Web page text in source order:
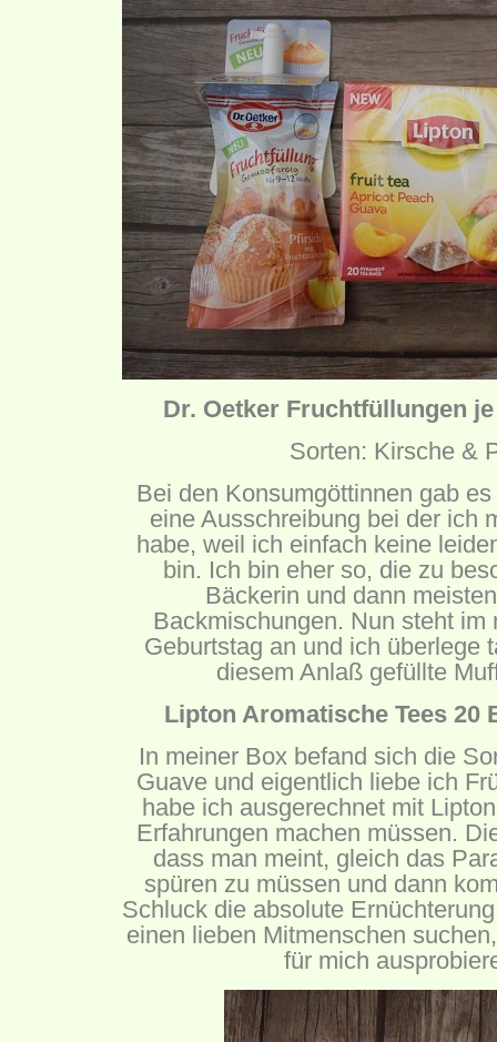
Dr. Oetker Fruchtfüllungen
Sorten: Kirsche &
Bei den Konsumgöttinnen gab
eine Ausschreibung bei der ich
habe, weil ich einfach keine
bin. Ich bin eher so, die zu
Bäckerin und dann
Backmischungen. Nun steht im
Geburtstag an und ich überlege
diesem Anlaß gefüllte
Lipton Aromatische Tees 20
In meiner Box befand sich die
Guave und eigentlich liebe ich
habe ich ausgerechnet mit
Erfahrungen machen müssen.
dass man meint, gleich das
spüren zu müssen und dann
Schluck die absolute
einen lieben Mitmenschen
für mich